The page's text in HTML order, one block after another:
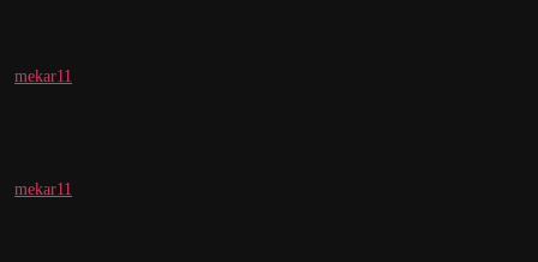
mekar11
mekar11